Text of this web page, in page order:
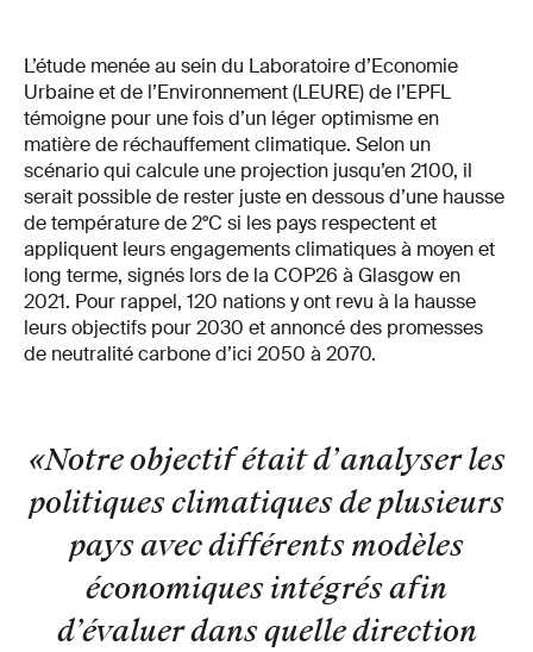
L’étude menée au sein du Laboratoire d’Economie
Urbaine et de l’Environnement (LEURE) de l’EPFL
témoigne pour une fois d’un léger optimisme en
matière de réchauffement climatique. Selon un
scénario qui calcule une projection jusqu’en 2100, il
serait possible de rester juste en dessous d’une hausse
de température de 2°C si les pays respectent et
appliquent leurs engagements climatiques à moyen et
long terme, signés lors de la COP26 à Glasgow en
2021. Pour rappel, 120 nations y ont revu à la hausse
leurs objectifs pour 2030 et annoncé des promesses
de neutralité carbone d’ici 2050 à 2070.
«Notre objectif était d’analyser les
politiques climatiques de plusieurs
pays avec différents modèles
économiques intégrés afin
d’évaluer dans quelle direction